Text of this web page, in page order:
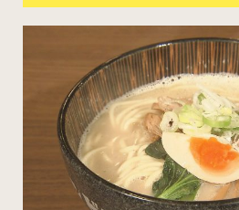
お問い合わせ
公式Instagram
公式X